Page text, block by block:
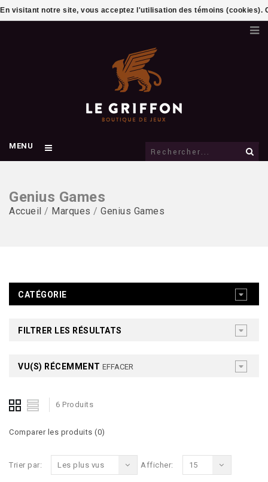
MENU
Genius Games
Accueil / Marques / Genius Games
CATÉGORIE
FILTRER LES RÉSULTATS
VU(S) RÉCEMMENT EFFACER
6 Produits
Comparer les produits (0)
Trier par: Les plus vus Afficher: 15
En visitant notre site, vous acceptez l'utilisation des témoins